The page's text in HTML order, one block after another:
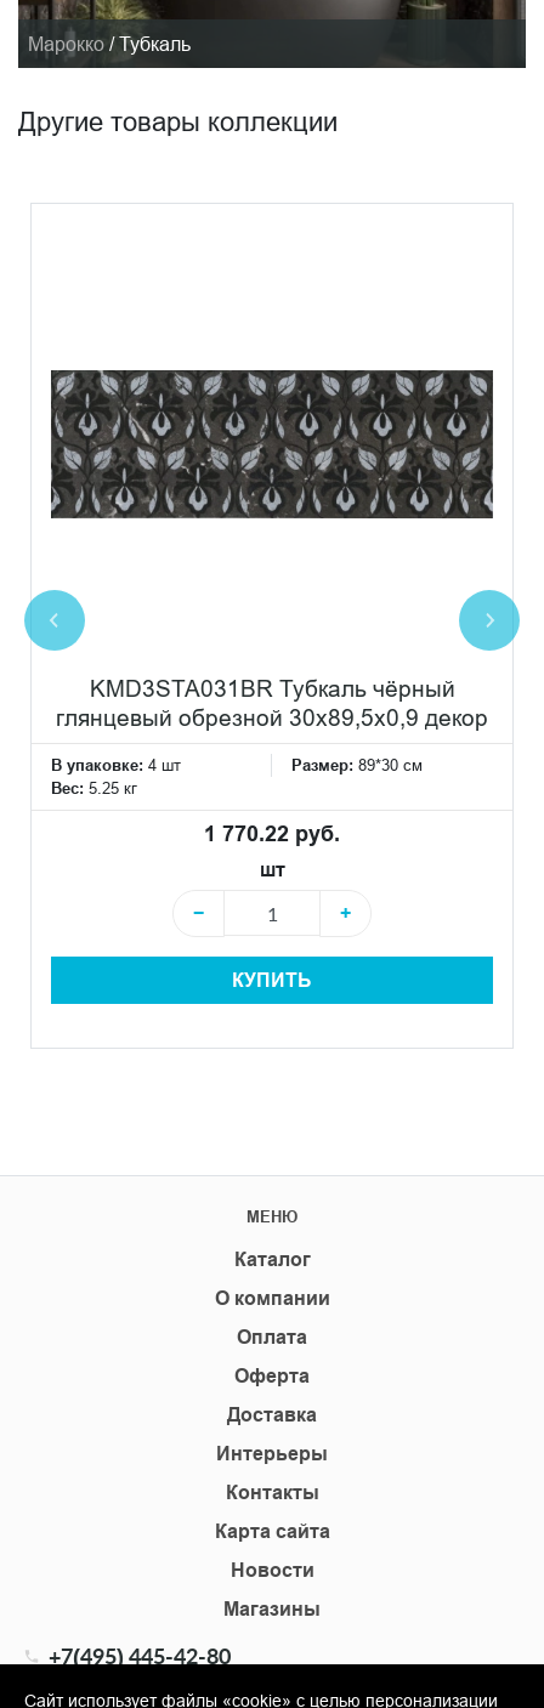
Марокко / Тубкаль
Другие товары коллекции
KMD3STA031BR Тубкаль чёрный
глянцевый обрезной 30x89,5x0,9 декор
В упаковке: 4 шт Размер: 89*30 см
Вес: 5.25 кг
1 770.22 руб.
шт
−
+
КУПИТЬ
МЕНЮ
Каталог
О компании
Оплата
Оферта
Доставка
Интерьеры
Контакты
Карта сайта
Новости
Магазины
+7(495) 445-42-80
Сайт использует файлы «cookie» с целью персонализации